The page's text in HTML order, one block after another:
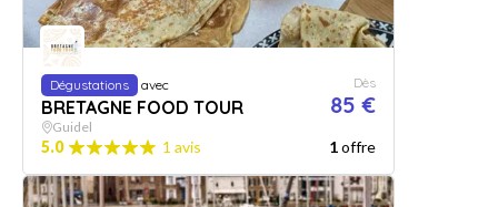
Dégustations avec
BRETAGNE FOOD TOUR
Dès
85 €
Guidel
5.0 1 avis 1offre